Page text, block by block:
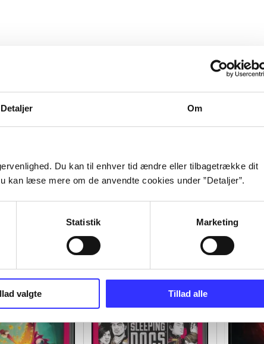
Detaljer Om
Du kan til enhver tid ændre eller tilbagetrække dit
kan læse mere om de anvendte cookies under ”Detaljer”.
Statistik Marketing
valgte Tillad alle